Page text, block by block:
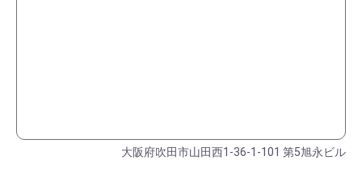
大阪府吹田市山田西1-36-1-101 第5旭永ビル